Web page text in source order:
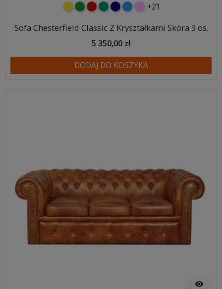
żółtyzielonyczerwony
turkusowy
granatowy
niebieski
różowy
+21
Sofa Chesterfield Classic Z Kryształkami Skóra 3 os.
5 350,00 zł
DODAJ DO KOSZYKA
visibility